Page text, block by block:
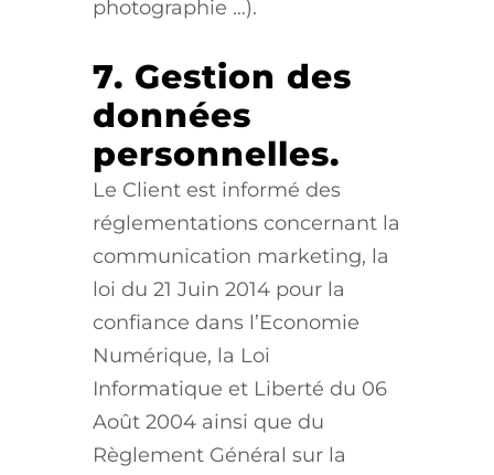
photographie …).
7. Gestion des
données
personnelles.
Le Client est informé des
réglementations concernant la
communication marketing, la
loi du 21 Juin 2014 pour la
confiance dans l’Economie
Numérique, la Loi
Informatique et Liberté du 06
Août 2004 ainsi que du
Règlement Général sur la